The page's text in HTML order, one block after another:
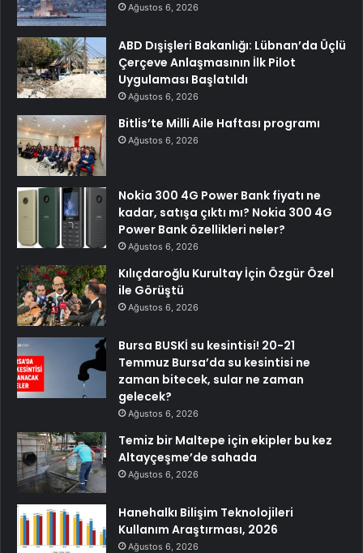
Ağustos 6, 2026
ABD Dışişleri Bakanlığı: Lübnan’da Üçlü
Çerçeve Anlaşmasının İlk Pilot
Uygulaması Başlatıldı
Ağustos 6, 2026
Bitlis’te Milli Aile Haftası programı
Ağustos 6, 2026
Nokia 300 4G Power Bank fiyatı ne
kadar, satışa çıktı mı? Nokia 300 4G
Power Bank özellikleri neler?
Ağustos 6, 2026
Kılıçdaroğlu Kurultay İçin Özgür Özel
ile Görüştü
Ağustos 6, 2026
Bursa BUSKİ su kesintisi! 20-21
Temmuz Bursa’da su kesintisi ne
zaman bitecek, sular ne zaman
gelecek?
Ağustos 6, 2026
Temiz bir Maltepe için ekipler bu kez
Altayçeşme’de sahada
Ağustos 6, 2026
Hanehalkı Bilişim Teknolojileri
Kullanım Araştırması, 2026
Ağustos 6, 2026